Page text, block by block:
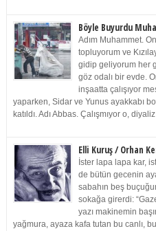
Böyle Buyurdu
Adım Muhammet.
topluyorum ve
gidip geliyorum her
göz odalı bir evde.
inşaatta çalışıyor
yaparken, Sidar ve Yunus ayakkabı
katıldı. Adı Abbas. Çalışmıyor o,
Elli Kuruş / Orhan
İster lapa lapa kar,
de bütün gecenin
sabahın beş
sokağa girerdi:
yazı makinemin
yağmura, ayaza kafa tutan bu canlı, bu